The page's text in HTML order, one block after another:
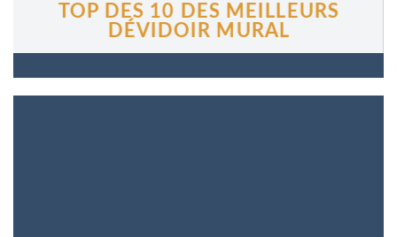
TOP DES 10 DES MEILLEURS
DÉVIDOIR MURAL